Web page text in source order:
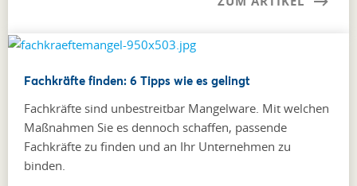
Fachkräfte finden: 6 Tipps wie es gelingt
Fachkräfte sind unbestreitbar Mangelware. Mit welchen
Maßnahmen Sie es dennoch schaffen, passende
Fachkräfte zu finden und an Ihr Unternehmen zu
binden.